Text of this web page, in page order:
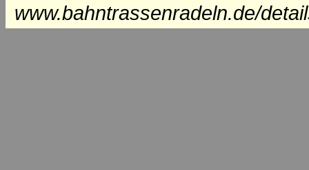
www.bahntrassenradeln.de/